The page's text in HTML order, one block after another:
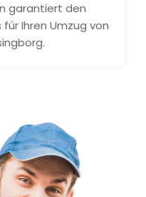
garantiert den
Ihren Umzug von